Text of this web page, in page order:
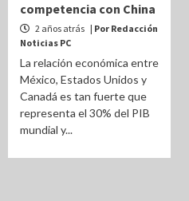
competencia con China
2 años atrás | Por Redacción
Noticias PC
La relación económica entre
México, Estados Unidos y
Canadá es tan fuerte que
representa el 30% del PIB
mundial y...